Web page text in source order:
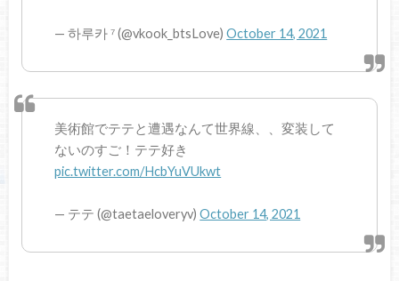
— 하루카 ⁷ (@vkook_btsLove)October 14, 2021
美術館でテテと遭遇なんて世界線、、変装して
ないのすご！テテ好き
pic.twitter.com/HcbYuVUkwt
— テテ (@taetaeloveryv)October 14, 2021